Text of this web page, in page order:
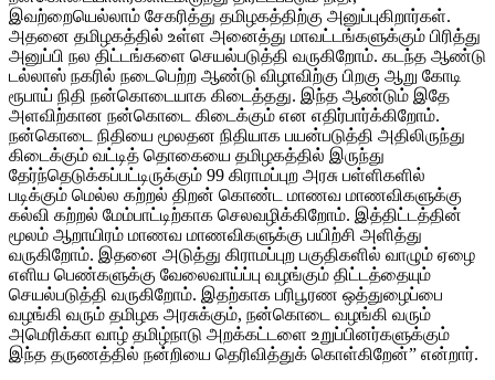
இவற்றையெல்லாம் சேகரித்து தமிழகத்திற்கு அனுப்புகிறார்கள்.
அதனை தமிழகத்தில் உள்ள அனைத்து மாவட்டங்களுக்கும் பிரித்து
அனுப்பி நல திட்டங்களை செயல்படுத்தி வருகிறோம். கடந்த ஆண்டு
டல்லாஸ் நகரில் நடைபெற்ற ஆண்டு விழாவிற்கு பிறகு ஆறு கோடி
ரூபாய் நிதி நன்கொடையாக கிடைத்தது. இந்த ஆண்டும் இதே
அளவிற்கான நன்கொடை கிடைக்கும் என எதிர்பார்க்கிறோம்.
நன்கொடை நிதியை மூலதன நிதியாக பயன்படுத்தி அதிலிருந்து
கிடைக்கும் வட்டித் தொகையை தமிழகத்தில் இருந்து
தேர்ந்தெடுக்கப்பட்டிருக்கும் 99 கிராமப்புற அரசு பள்ளிகளில்
படிக்கும் மெல்ல கற்றல் திறன் கொண்ட மாணவ மாணவிகளுக்கு
கல்வி கற்றல் மேம்பாட்டிற்காக செலவழிக்கிறோம். இத்திட்டத்தின்
மூலம் ஆறாயிரம் மாணவ மாணவிகளுக்கு பயிற்சி அளித்து
வருகிறோம். இதனை அடுத்து கிராமப்புற பகுதிகளில் வாழும் ஏழை
எளிய பெண்களுக்கு வேலைவாய்ப்பு வழங்கும் திட்டத்தையும்
செயல்படுத்தி வருகிறோம். இதற்காக பரிபூரண ஒத்துழைப்பை
வழங்கி வரும் தமிழக அரசுக்கும், நன்கொடை வழங்கி வரும்
அமெரிக்கா வாழ் தமிழ்நாடு அறக்கட்டளை உறுப்பினர்களுக்கும்
இந்த தருணத்தில் நன்றியை தெரிவித்துக் கொள்கிறேன்” என்றார்.